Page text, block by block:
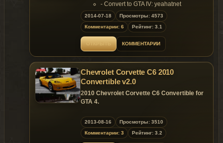
- Convert to GTA IV: yeahatnet
- Rendering: Knoxville
Changes in v.3.0:
- Fixed crash;
- New WTD will smaller file size;
- Interior can change color;
- Add data;
- Support Paintjob;
- Add EPM headlight;
- New texture;
- Fixed some bugs.
Replaces: any car
thank:Aige CHANI yss323
2014-07-18
Просмотры: 4573
Комментарии: 6
Рейтинг: 3.1
ОТКРЫТЬ КОММЕНТАРИИ
Chevrolet Corvette C6 2010
Convertible v2.0
2010 Chevrolet Corvette C6 Convertible for
GTA 4.
Replaces: any car
2013-08-16
Просмотры: 3510
Комментарии: 3
Рейтинг: 3.2